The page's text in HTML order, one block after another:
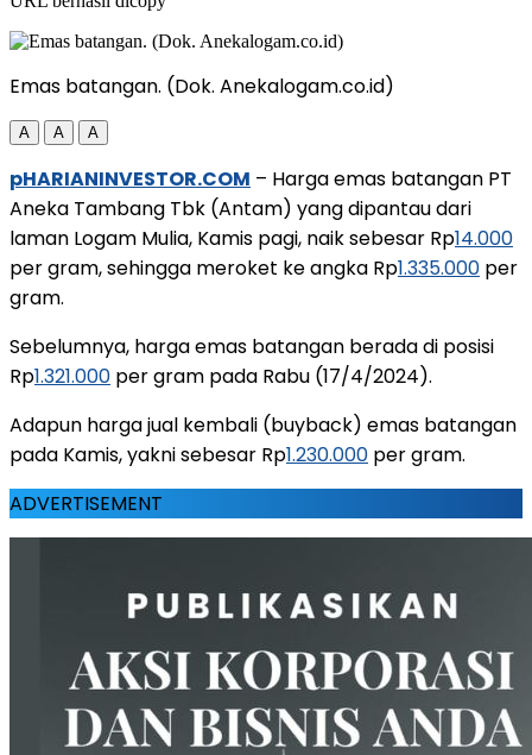
Emas batangan. (Dok. Anekalogam.co.id)
A A A
pHARIANINVESTOR.COM – Harga emas batangan PT
Aneka Tambang Tbk (Antam) yang dipantau dari
laman Logam Mulia, Kamis pagi, naik sebesar Rp14.000
per gram, sehingga meroket ke angka Rp1.335.000 per
gram.
Sebelumnya, harga emas batangan berada di posisi
Rp1.321.000 per gram pada Rabu (17/4/2024).
Adapun harga jual kembali (buyback) emas batangan
pada Kamis, yakni sebesar Rp1.230.000 per gram.
ADVERTISEMENT